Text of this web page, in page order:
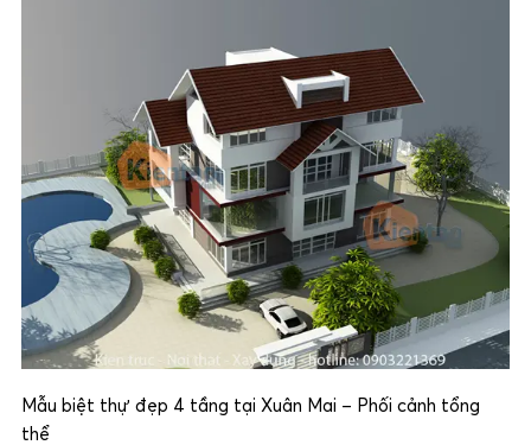
Mẫu biệt thự đẹp 4 tầng tại Xuân Mai – Phối cảnh tổng
thể